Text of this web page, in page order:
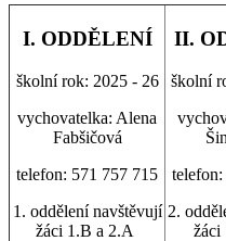
I. ODDĚLENÍ
školní rok: 2025 - 26
vychovatelka: Alena
Fabšičová
telefon: 571 757 715
1. oddělení navštěvují
žáci 1.B a 2.A
II.
školní
2.
žáci